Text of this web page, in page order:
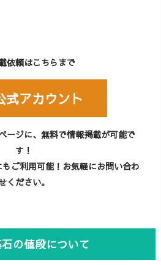
依頼はこちらまで
式アカウント
ージに、無料で情報掲載が可能で
す！
ご利用可能！お気軽にお問い合わ
ください。
の値段について